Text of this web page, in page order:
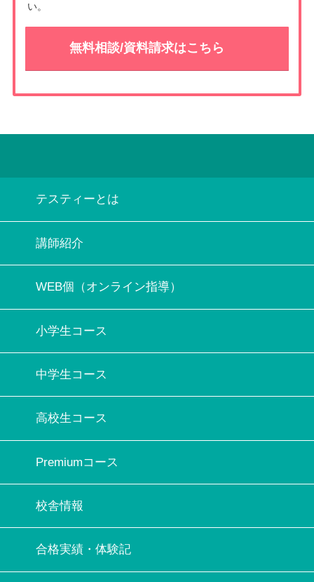
い。
無料相談/資料請求はこちら
テスティーとは
講師紹介
WEB個（オンライン指導）
小学生コース
中学生コース
高校生コース
Premiumコース
校舎情報
合格実績・体験記